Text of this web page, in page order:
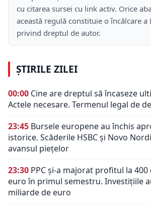
cu citarea sursei cu link activ. Orice
această regulă constituie o încălcare
privind dreptul de autor.
ȘTIRILE ZILEI
00:00 Cine are dreptul să încaseze
Actele necesare. Termenul legal de
23:45 Bursele europene au închis
istorice. Scăderile HSBC și Novo
avansul piețelor
23:30 PPC și-a majorat profitul la
euro în primul semestru. Investițiile
miliarde de euro